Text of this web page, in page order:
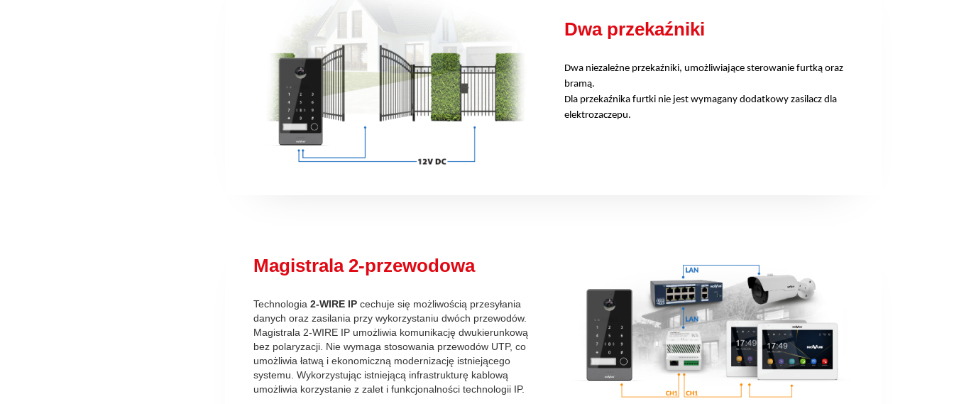
Dwa przekaźniki
Dwa niezależne przekaźniki, umożliwiające sterowanie furtką oraz
bramą.
Dla przekaźnika furtki nie jest wymagany dodatkowy zasilacz dla
elektrozaczepu.
Magistrala 2-przewodowa
Technologia 2-WIRE IP cechuje się możliwością przesyłania
danych oraz zasilania przy wykorzystaniu dwóch przewodów.
Magistrala 2-WIRE IP umożliwia komunikację dwukierunkową
bez polaryzacji. Nie wymaga stosowania przewodów UTP, co
umożliwia łatwą i ekonomiczną modernizację istniejącego
systemu. Wykorzystując istniejącą infrastrukturę kablową
umożliwia korzystanie z zalet i funkcjonalności technologii IP.